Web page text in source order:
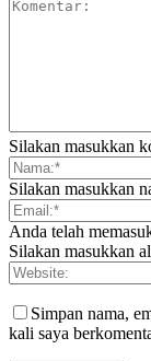
Silakan masukkan
Silakan masukkan
Anda telah
Silakan masukkan
Simpan nama,
kali saya